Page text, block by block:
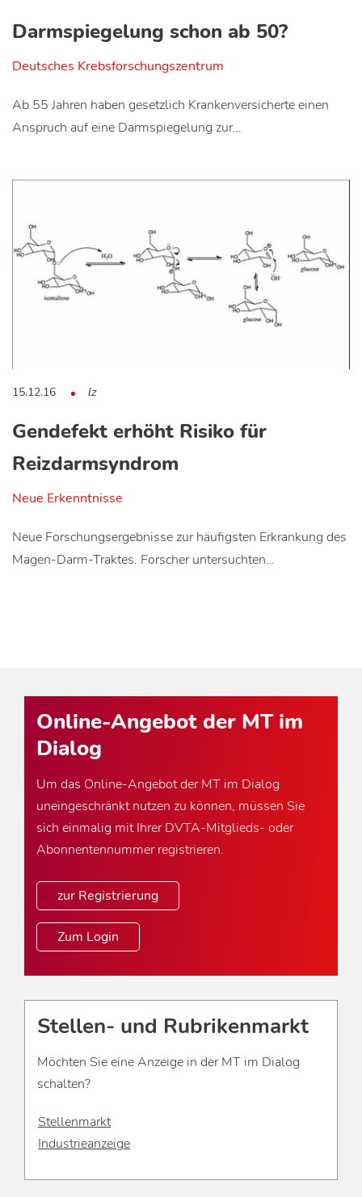
Darmspiegelung schon ab 50?
Deutsches Krebsforschungszentrum
Ab 55 Jahren haben gesetzlich Krankenversicherte einen
Anspruch auf eine Darmspiegelung zur…
15.12.16 lz
Gendefekt erhöht Risiko für
Reizdarmsyndrom
Neue Erkenntnisse
Neue Forschungsergebnisse zur häufigsten Erkrankung des
Magen-Darm-Traktes. Forscher untersuchten…
Online-Angebot der MT im
Dialog
Um das Online-Angebot der MT im Dialog
uneingeschränkt nutzen zu können, müssen Sie
sich einmalig mit Ihrer DVTA-Mitglieds- oder
Abonnentennummer registrieren.
zur Registrierung
Zum Login
Stellen- und Rubrikenmarkt
Möchten Sie eine Anzeige in der MT im Dialog
schalten?
Stellenmarkt
Industrieanzeige